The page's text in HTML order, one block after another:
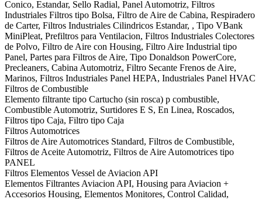
Conico, Estandar, Sello Radial, Panel Automotriz, Filtros
Industriales Filtros tipo Bolsa, Filtro de Aire de Cabina, Respiradero
de Carter, Filtros Industriales Cilindricos Estandar, , Tipo VBank
MiniPleat, Prefiltros para Ventilacion, Filtros Industriales Colectores
de Polvo, Filtro de Aire con Housing, Filtro Aire Industrial tipo
Panel, Partes para Filtros de Aire, Tipo Donaldson PowerCore,
Precleaners, Cabina Automotriz, Filtro Secante Frenos de Aire,
Marinos, Filtros Industriales Panel HEPA, Industriales Panel HVAC
Filtros de Combustible
Elemento filtrante tipo Cartucho (sin rosca) p combustible,
Combustible Automotriz, Surtidores E S, En Linea, Roscados,
Filtros tipo Caja, Filtro tipo Caja
Filtros Automotrices
Filtros de Aire Automotrices Standard, Filtros de Combustible,
Filtros de Aceite Automotriz, Filtros de Aire Automotrices tipo
PANEL
Filtros Elementos Vessel de Aviacion API
Elementos Filtrantes Aviacion API, Housing para Aviacion +
Accesorios Housing, Elementos Monitores, Control Calidad,